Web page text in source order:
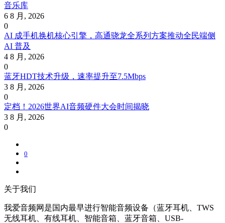
音乐库
6 8 月, 2026
0
AI 成手机换机核心引擎，高通骁龙全系列方案推动全民端侧
AI 普及
4 8 月, 2026
0
蓝牙HDT技术升级，速率提升至7.5Mbps
3 8 月, 2026
0
定档！2026世界AI音频硬件大会时间揭晓
3 8 月, 2026
0
0
关于我们
我爱音频网是国内最早进行智能音频设备（蓝牙耳机、TWS
无线耳机、有线耳机、智能音箱、蓝牙音箱、USB-